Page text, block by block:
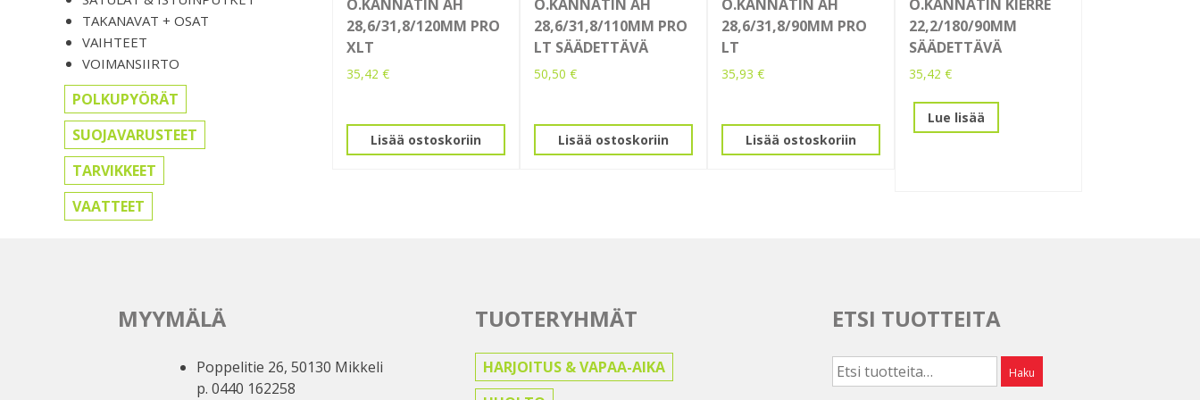
TAKANAVAT + OSAT
VAIHTEET
VOIMANSIIRTO
POLKUPYÖRÄT
SUOJAVARUSTEET
TARVIKKEET
VAATTEET
O.KANNATIN AH
28,6/31,8/120MM PRO
XLT
35,42 €
Lisää ostoskoriin
O.KANNATIN AH
28,6/31,8/110MM PRO
LT SÄÄDETTÄVÄ
50,50 €
Lisää ostoskoriin
O.KANNATIN AH
28,6/31,8/90MM PRO
LT
35,93 €
Lisää ostoskoriin
O.KANNATIN KIERRE
22,2/180/90MM
SÄÄDETTÄVÄ
35,42 €
Lue lisää
MYYMÄLÄ
Poppelitie 26, 50130 Mikkeli
p. 0440 162258
TUOTERYHMÄT
HARJOITUS & VAPAA-AIKA
ETSI TUOTTEITA
Etsi: Haku